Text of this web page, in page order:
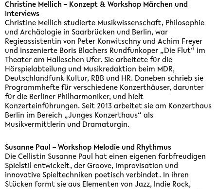
Christine Mellich – Konzept & Workshop Märchen und
Interviews
Christine Mellich studierte Musikwissenschaft, Philosophie
und Archäologie in Saarbrücken und Berlin, war
Regieassistentin von Peter Konwitschny und Achim Freyer
und inszenierte Boris Blachers Rundfunkoper „Die Flut“ im
Theater am Halleschen Ufer. Sie arbeitete für die
Hörspielabteilung und Musikredaktion beim MDR,
Deutschlandfunk Kultur, RBB und HR. Daneben schrieb sie
Programmhefte für verschiedene Konzerthäuser, darunter
für die Berliner Philharmoniker, und hielt
Konzerteinführungen. Seit 2013 arbeitet sie am Konzerthaus
Berlin im Bereich „Junges Konzerthaus“ als
Musikvermittlerin und Dramaturgin.
Susanne Paul – Workshop Melodie und Rhythmus
Die Cellistin Susanne Paul hat einen eigenen farbfreudigen
Spielstil entwickelt, der Groove, Improvisation und
innovative Spieltechniken poetisch verbindet. In ihren
Stücken formt sie aus Elementen von Jazz, Indie Rock,